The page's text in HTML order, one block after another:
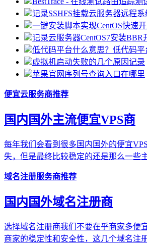
记录SSHFS挂载云服务器远程
一键安装脚本实现CentOS快速
记录云服务器CentOS7安装BBR
低代码平台什么意思？低代码平
虚拟机启动失败的几个原因记录
苹果官网序列号查询入口在哪里
便宜云服务商推荐
国内国外主流便宜VPS商
每年我们会看到很多国内国外的便宜
失，但是最终比较稳定的还是那么一些
域名注册服务商推荐
国内国外域名注册商
选择域名注册商我们不要在乎商家多便
商家的稳定性和安全性，这几个域名注